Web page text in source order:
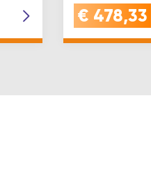
und
€ 478,33